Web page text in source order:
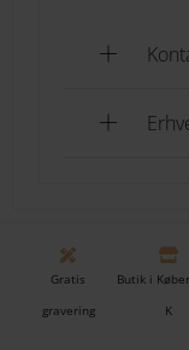
Se også den
Gratis
gravering
Butik i
K